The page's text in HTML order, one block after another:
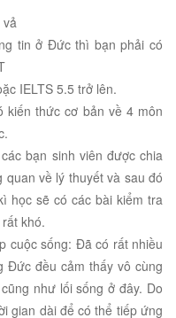
tin ở Đức thì bạn phải có
IELTS 5.5 trở lên.
kiến thức cơ bản về 4 môn
bạn sinh viên được chia
về lý thuyết và sau đó
học sẽ có các bài kiểm tra
khó.
cuộc sống: Đã có rất nhiều
Đức đều cảm thấy vô cùng
như lối sống ở đây. Do
gian dài để có thể tiếp ứng